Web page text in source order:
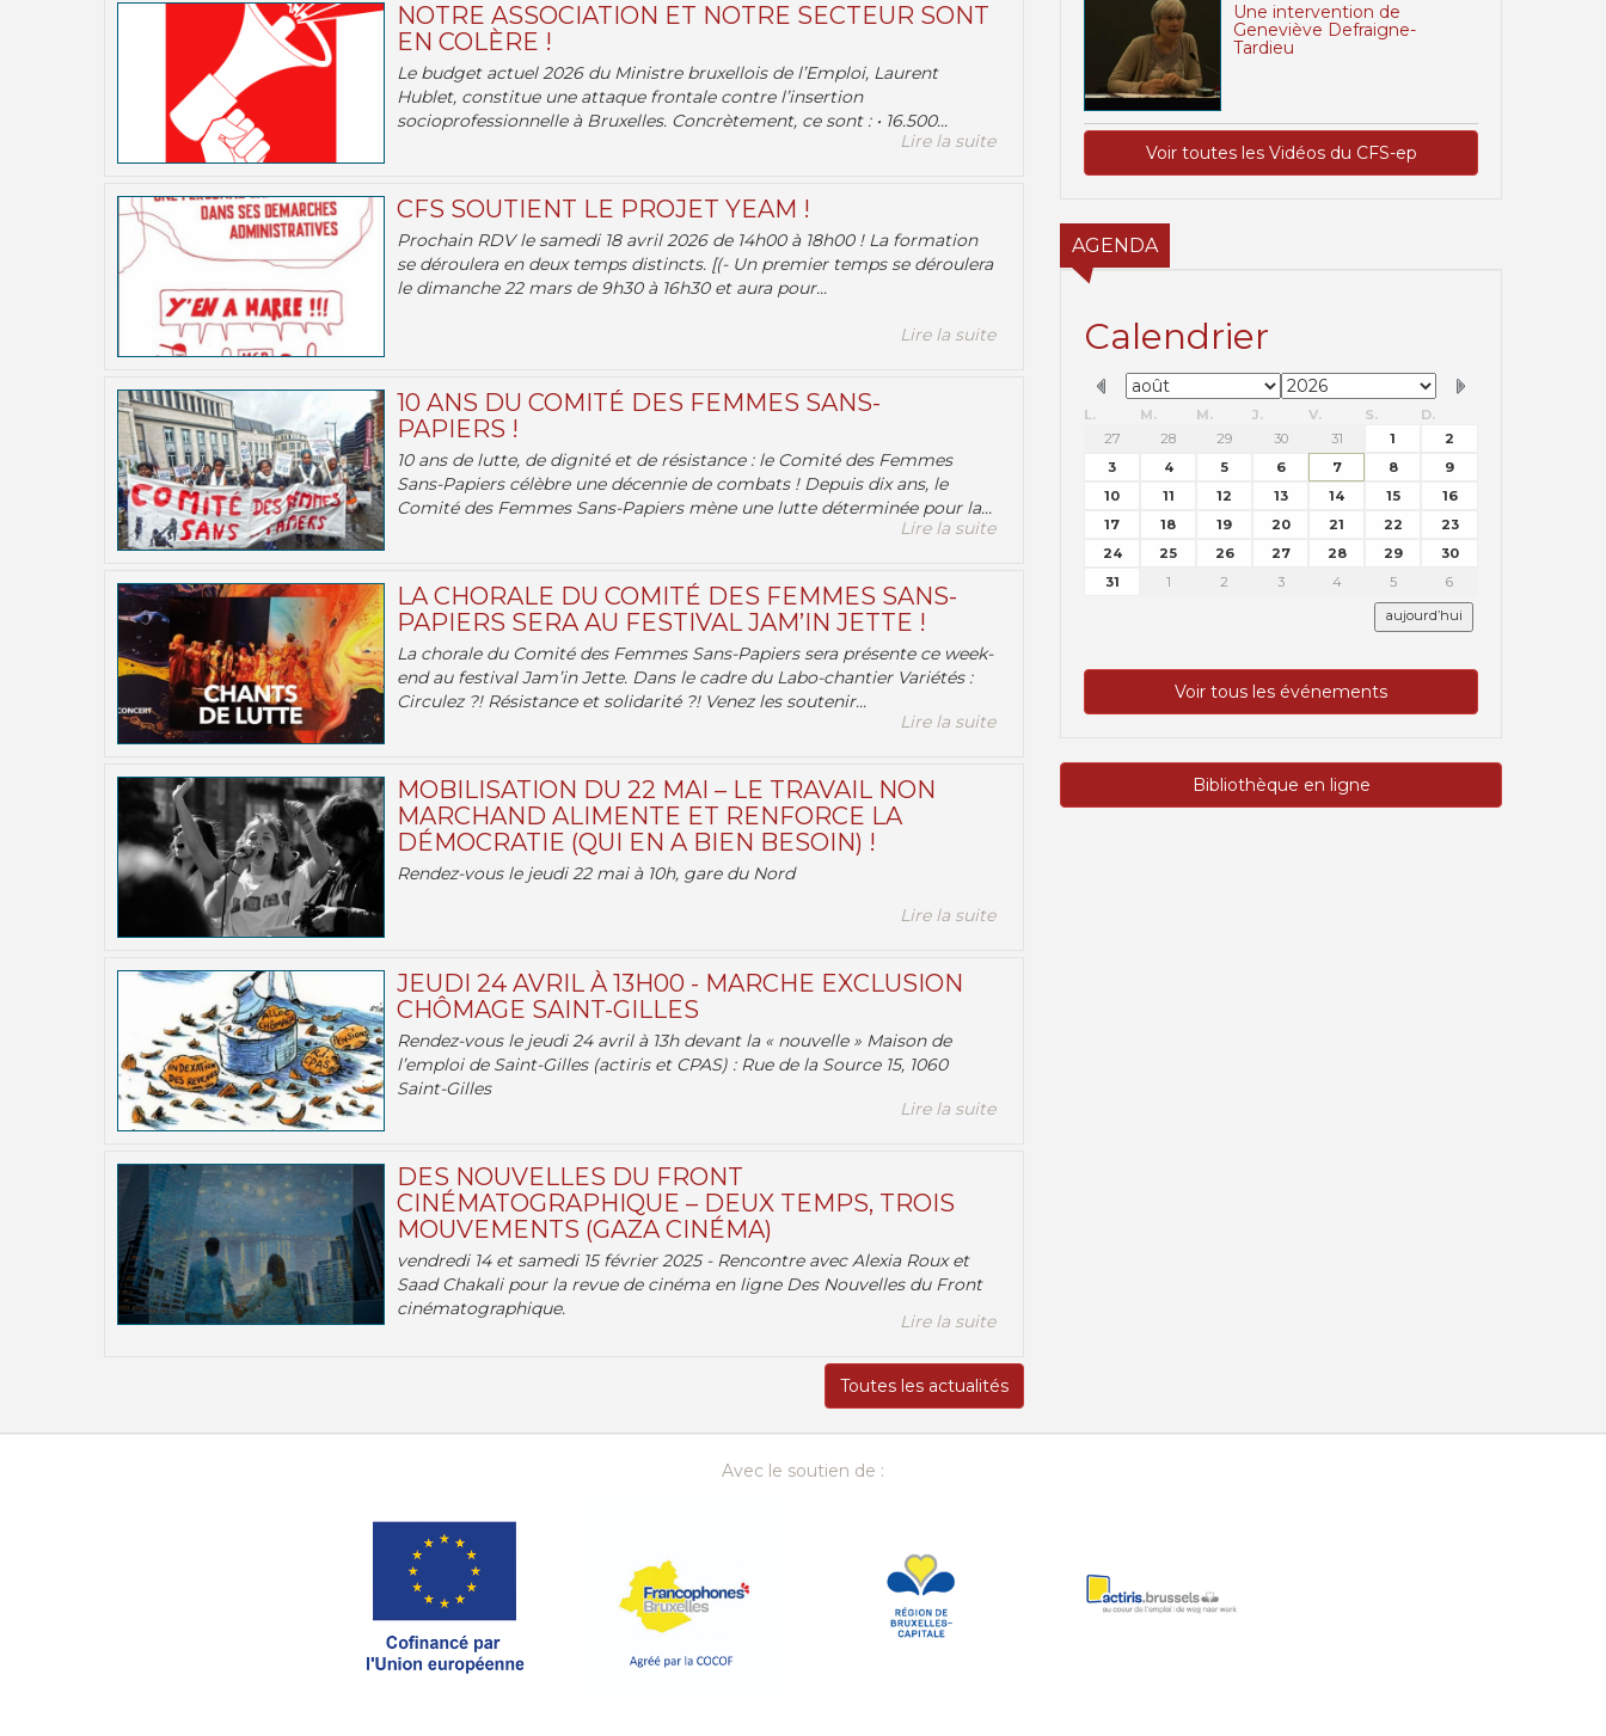
NOTRE ASSOCIATION ET NOTRE SECTEUR SONT
EN COLÈRE !
Le budget actuel 2026 du Ministre bruxellois de l’Emploi, Laurent
Hublet, constitue une attaque frontale contre l’insertion
socioprofessionnelle à Bruxelles. Concrètement, ce sont : • 16.500...
Lire la suite
CFS SOUTIENT LE PROJET YEAM !
Prochain RDV le samedi 18 avril 2026 de 14h00 à 18h00 ! La formation
se déroulera en deux temps distincts. [(- Un premier temps se déroulera
le dimanche 22 mars de 9h30 à 16h30 et aura pour...
Lire la suite
10 ANS DU COMITÉ DES FEMMES SANS-
PAPIERS !
10 ans de lutte, de dignité et de résistance : le Comité des Femmes
Sans-Papiers célèbre une décennie de combats ! Depuis dix ans, le
Comité des Femmes Sans-Papiers mène une lutte déterminée pour la...
Lire la suite
LA CHORALE DU COMITÉ DES FEMMES SANS-
PAPIERS SERA AU FESTIVAL JAM’IN JETTE !
La chorale du Comité des Femmes Sans-Papiers sera présente ce week-
end au festival Jam’in Jette. Dans le cadre du Labo-chantier Variétés :
Circulez ?! Résistance et solidarité ?! Venez les soutenir...
Lire la suite
MOBILISATION DU 22 MAI – LE TRAVAIL NON
MARCHAND ALIMENTE ET RENFORCE LA
DÉMOCRATIE (QUI EN A BIEN BESOIN) !
Rendez-vous le jeudi 22 mai à 10h, gare du Nord
Lire la suite
JEUDI 24 AVRIL À 13H00 - MARCHE EXCLUSION
CHÔMAGE SAINT-GILLES
Rendez-vous le jeudi 24 avril à 13h devant la « nouvelle » Maison de
l’emploi de Saint-Gilles (actiris et CPAS) : Rue de la Source 15, 1060
Saint-Gilles
Lire la suite
DES NOUVELLES DU FRONT
CINÉMATOGRAPHIQUE – DEUX TEMPS, TROIS
MOUVEMENTS (GAZA CINÉMA)
vendredi 14 et samedi 15 février 2025 - Rencontre avec Alexia Roux et
Saad Chakali pour la revue de cinéma en ligne Des Nouvelles du Front
cinématographique.
Lire la suite
Toutes les actualités
Une intervention de
Geneviève Defraigne-
Tardieu
Voir toutes les Vidéos du CFS-ep
AGENDA
Calendrier
L. M. M. J. V. S.
D.
27
28 29 30 31 1
2
3
4 5 6 7 8
9
10
11 12 13 14 15
16
17
18 19 20 21 22
23
24
25 26 27 28 29
30
31
1 2 3 4 5 6
aujourd’hui
Voir tous les événements
Bibliothèque en ligne
Avec le soutien de :